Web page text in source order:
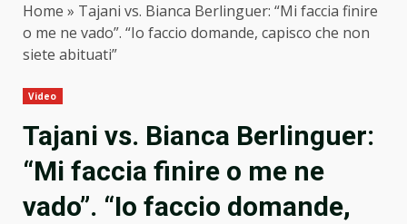
Home » Tajani vs. Bianca Berlinguer: “Mi faccia finire
o me ne vado”. “Io faccio domande, capisco che non
siete abituati”
Video
Tajani vs. Bianca Berlinguer:
“Mi faccia finire o me ne
vado”. “Io faccio domande,